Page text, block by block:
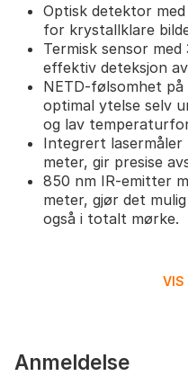
Optisk detektor
for krystallklare
Termisk sensor
effektiv deteksjon
NETD-følsomhet
optimal ytelse selv
og lav
Integrert lasermåler
meter, gir presise
850 nm IR-emitter
meter, gjør det
også i totalt mørke.
VIS
Anmeldelse